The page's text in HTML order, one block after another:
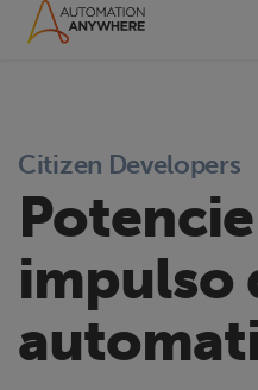
Citizen Developers
impulso